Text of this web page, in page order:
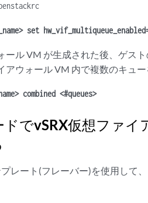
set
ール VM が生成された後、ゲス
アウォール VM 内で複数のキュー
combined <#queues>
でvSRX仮想ファ
レート(フレーバー)を使用して